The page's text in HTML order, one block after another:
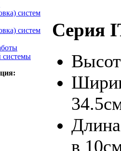
систем
систем
системы
Серия
в